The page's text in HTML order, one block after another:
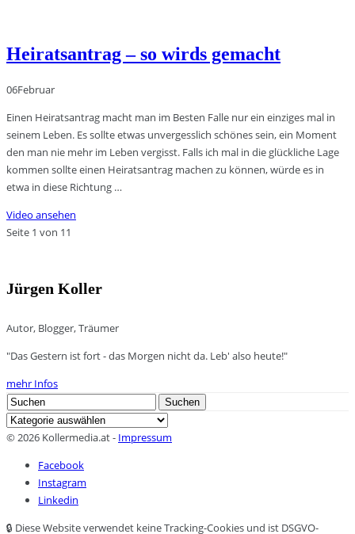
Heiratsantrag – so wirds gemacht
06Februar
Einen Heiratsantrag macht man im Besten Falle nur ein einziges mal in
seinem Leben. Es sollte etwas unvergesslich schönes sein, ein Moment
den man nie mehr im Leben vergisst. Falls ich mal in die glückliche Lage
kommen sollte einen Heiratsantrag machen zu können, würde es in
etwa in diese Richtung …
Video ansehen
Seite 1 von 11
Jürgen Koller
Autor, Blogger, Träumer
"Das Gestern ist fort - das Morgen nicht da. Leb' also heute!"
mehr Infos
Search
for:
Suchen
Kategorien
© 2026 Kollermedia.at - Impressum
Facebook
Instagram
Linkedin
🔒 Diese Website verwendet keine Tracking-Cookies und ist DSGVO-